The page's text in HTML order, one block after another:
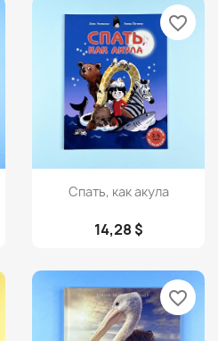
Просмотр
Спать, как акула
14,28 $
favorite_border
favorite_border